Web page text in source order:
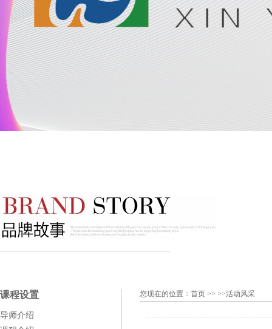
课程设置
导师介绍
您现在的位置： 首页 >> >>活动风采